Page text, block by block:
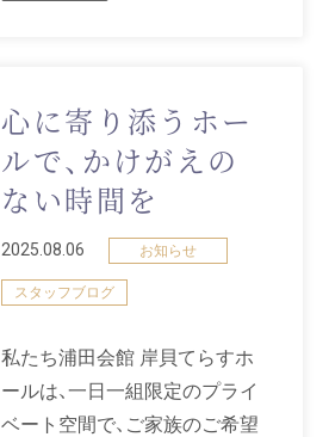
心に寄り添うホー
ルで、かけがえの
ない時間を
2025.08.06 お知らせ
スタッフブログ
私たち浦田会館 岸貝てらすホ
ールは、一日一組限定のプライ
ベート空間で、ご家族のご希望